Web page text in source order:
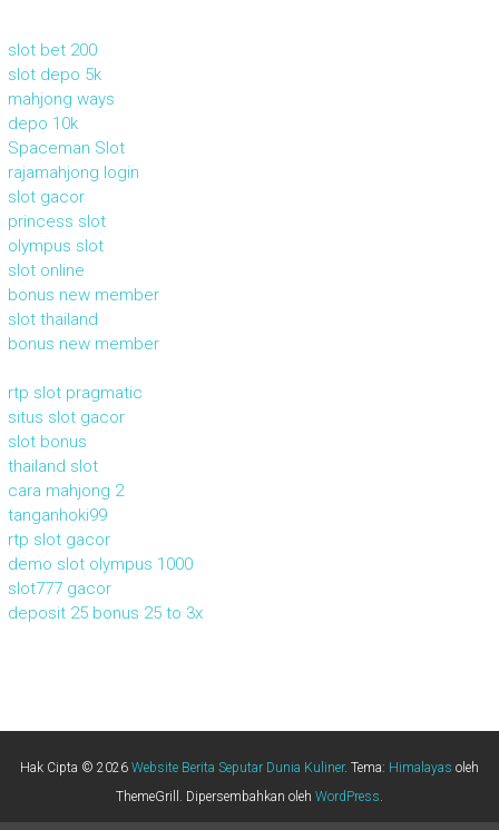
slot bet 200
slot depo 5k
mahjong ways
depo 10k
Spaceman Slot
rajamahjong login
slot gacor
princess slot
olympus slot
slot online
bonus new member
slot thailand
bonus new member
rtp slot pragmatic
situs slot gacor
slot bonus
thailand slot
cara mahjong 2
tanganhoki99
rtp slot gacor
demo slot olympus 1000
slot777 gacor
deposit 25 bonus 25 to 3x
Hak Cipta © 2026 Website Berita Seputar Dunia Kuliner. Tema: Himalayas oleh
ThemeGrill. Dipersembahkan oleh WordPress.